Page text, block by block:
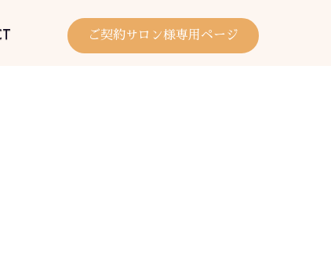
ご契約サロン様専用ページ